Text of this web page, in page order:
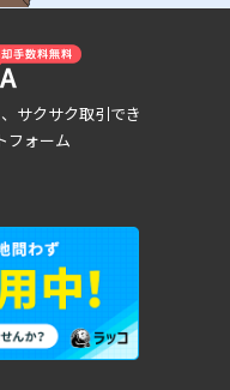
サクサク取引でき
フォーム